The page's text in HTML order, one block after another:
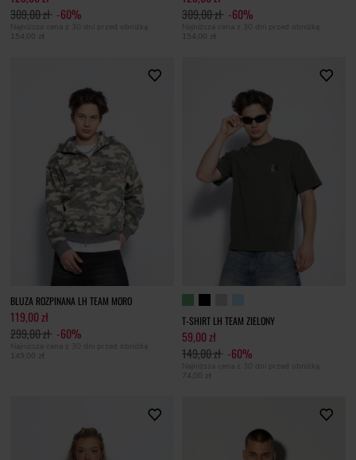
309,00 zł -60%
Najniższa cena z 30 dni przed obniżką
154,00 zł
309,00 zł -60%
Najniższa cena z 30 dni przed obniżką
154,00 zł
BLUZA ROZPINANA LH TEAM MORO
119,00 zł
299,00 zł -60%
Najniższa cena z 30 dni przed obniżką
149,00 zł
T-SHIRT LH TEAM ZIELONY
59,00 zł
149,00 zł -60%
Najniższa cena z 30 dni przed obniżką
74,00 zł